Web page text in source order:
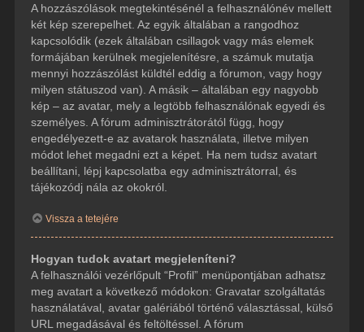
A hozzászólások megtekintésénél a felhasználónév mellett
két kép szerepelhet. Az egyik általában a rangodhoz
kapcsolódik (ezek általában csillagok vagy más elemek
formájában kerülnek megjelenítésre, a számuk mutatja
mennyi hozzászólást küldtél eddig a fórumon, vagy hogy
milyen státuszod van). A másik – általában egy nagyobb
kép – az avatar, mely a legtöbb felhasználónak egyedi és
személyes. A fórum adminisztrátorától függ, hogy
engedélyezett-e az avatarok használata, illetve milyen
módot lehet megadni ezt a képet. Ha nem tudsz avatart
beállítani, lépj kapcsolatba egy adminisztrátorral, és
tájékozódj nála az okokról.
Vissza a tetejére
Hogyan tudok avatart megjeleníteni?
A felhasználói vezérlőpult “Profil” menüpontjában adhatsz
meg avatart a következő módokon: Gravatar szolgáltatás
használatával, avatar galériából történő választással, külső
URL megadásával és feltöltéssel. A fórum